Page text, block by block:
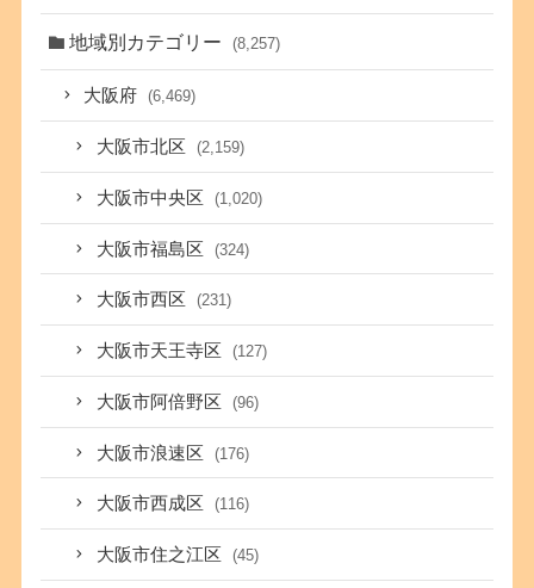
地域別カテゴリー (8,257)
大阪府 (6,469)
大阪市北区 (2,159)
大阪市中央区 (1,020)
大阪市福島区 (324)
大阪市西区 (231)
大阪市天王寺区 (127)
大阪市阿倍野区 (96)
大阪市浪速区 (176)
大阪市西成区 (116)
大阪市住之江区 (45)